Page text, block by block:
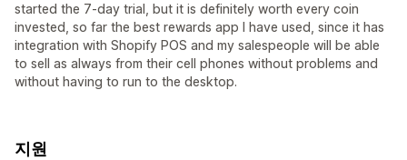
started the 7-day trial, but it is definitely worth every coin
invested, so far the best rewards app I have used, since it has
integration with Shopify POS and my salespeople will be able
to sell as always from their cell phones without problems and
without having to run to the desktop.
지원